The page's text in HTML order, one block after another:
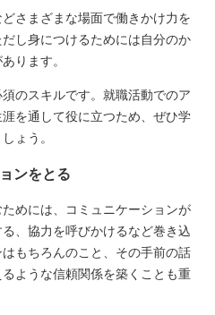
さまざまな場面で働きかけ力を
し身につけるためには自分のか
ります。
のスキルです。就職活動でのア
を通して役に立つため、ぜひ学
ょう。
ンをとる
めには、コミュニケーションが
、協力を呼びかけるなど巻き込
もちろんのこと、その手前の話
ような信頼関係を築くことも重